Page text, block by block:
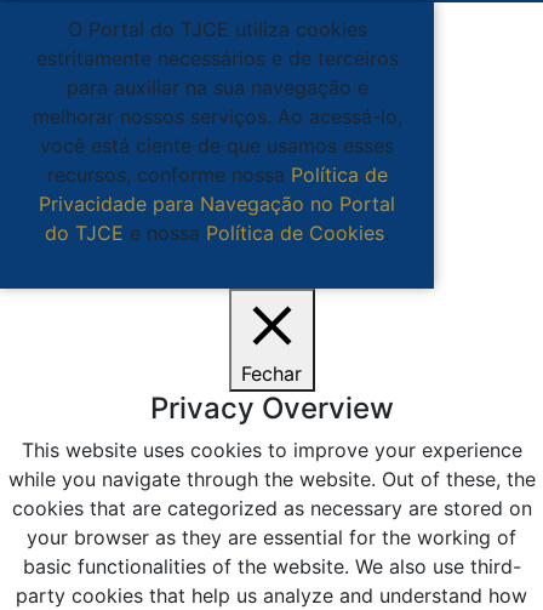
O Portal do TJCE utiliza cookies
estritamente necessários e de terceiros
para auxiliar na sua navegação e
melhorar nossos serviços. Ao acessá-lo,
você está ciente de que usamos esses
recursos, conforme nossa Política de
Privacidade para Navegação no Portal
do TJCE e nossa Política de Cookies.
Fechar
Privacy Overview
This website uses cookies to improve your experience
while you navigate through the website. Out of these, the
cookies that are categorized as necessary are stored on
your browser as they are essential for the working of
basic functionalities of the website. We also use third-
party cookies that help us analyze and understand how